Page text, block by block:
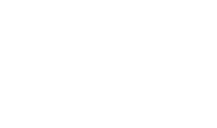
. . zaterdag 1 augustus 2026